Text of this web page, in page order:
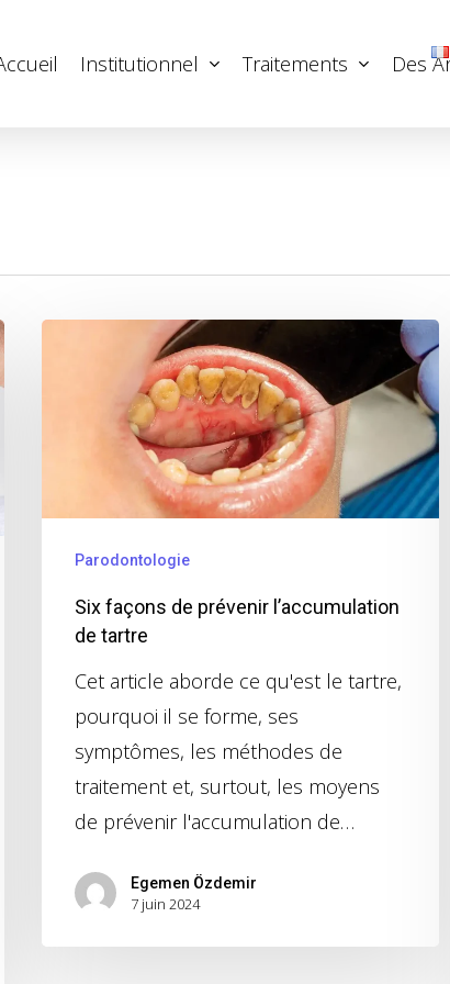
Institutionnel Traitements Des
Parodontologie
Six façons de prévenir l’accumulation
de tartre
Cet article aborde ce qu'est le tartre,
pourquoi il se forme, ses
symptômes, les méthodes de
traitement et, surtout, les moyens
de prévenir l'accumulation de…
Egemen Özdemir
7 juin 2024